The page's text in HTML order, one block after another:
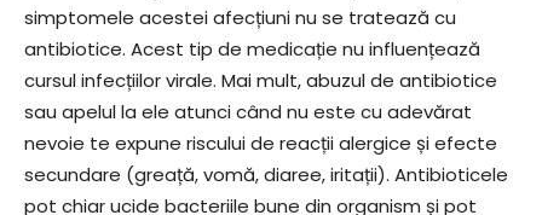
simptomele acestei afecțiuni nu se tratează cu
antibiotice. Acest tip de medicație nu influențează
cursul infecțiilor virale. Mai mult, abuzul de antibiotice
sau apelul la ele atunci când nu este cu adevărat
nevoie te expune riscului de reacții alergice și efecte
secundare (greață, vomă, diaree, iritații). Antibioticele
pot chiar ucide bacteriile bune din organism și pot